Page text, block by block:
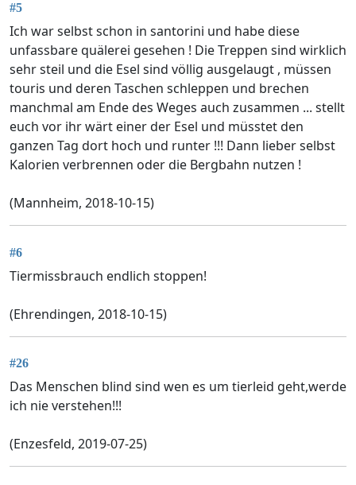
#5
Ich war selbst schon in santorini und habe diese
unfassbare quälerei gesehen ! Die Treppen sind wirklich
sehr steil und die Esel sind völlig ausgelaugt , müssen
touris und deren Taschen schleppen und brechen
manchmal am Ende des Weges auch zusammen ... stellt
euch vor ihr wärt einer der Esel und müsstet den
ganzen Tag dort hoch und runter !!! Dann lieber selbst
Kalorien verbrennen oder die Bergbahn nutzen !
(Mannheim, 2018-10-15)
#6
Tiermissbrauch endlich stoppen!
(Ehrendingen, 2018-10-15)
#26
Das Menschen blind sind wen es um tierleid geht,werde
ich nie verstehen!!!
(Enzesfeld, 2019-07-25)